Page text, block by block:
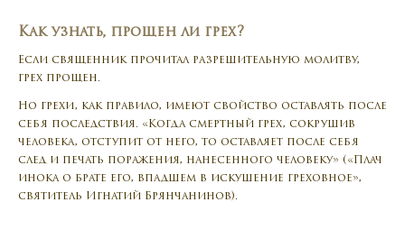
Как узнать, прощен ли грех?
Если священник прочитал разрешительную молитву,
грех прощен.
Но грехи, как правило, имеют свойство оставлять после
себя последствия. «Когда смертный грех, сокрушив
человека, отступит от него, то оставляет после себя
след и печать поражения, нанесенного человеку» («Плач
инока о брате его, впадшем в искушение греховное»,
святитель Игнатий Брянчанинов).